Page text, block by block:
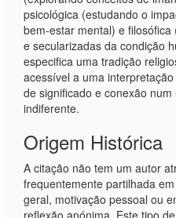
psicológica (estudando o
bem-estar mental) e
e secularizadas da condição
especifica uma tradição
acessível a uma
de significado e conexão
indiferente.
Origem Histórica
A citação não tem um autor
frequentemente partilhada
geral, motivação pessoal ou
reflexão anónima. Este tipo